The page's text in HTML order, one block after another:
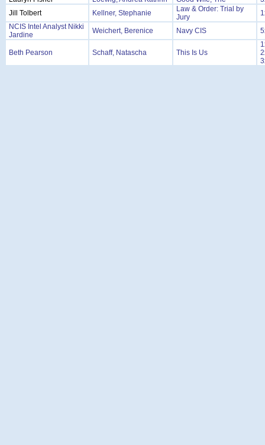
Jill Tolbert
Kellner, Stephanie
Law & Order: Trial by
Jury
NCIS Intel Analyst Nikki
Jardine
Weichert, Berenice Navy CIS
Beth Pearson Schaff, Natascha This Is Us